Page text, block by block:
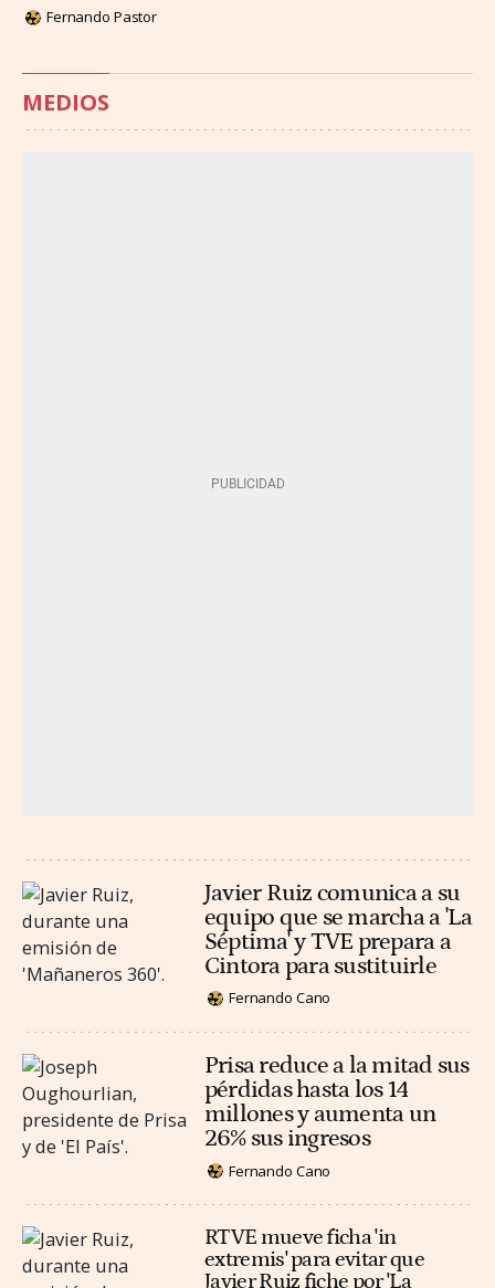
Fernando Pastor
MEDIOS
Javier Ruiz comunica a su
equipo que se marcha a 'La
Séptima' y TVE prepara a
Cintora para sustituirle
Fernando Cano
Prisa reduce a la mitad sus
pérdidas hasta los 14
millones y aumenta un
26% sus ingresos
Fernando Cano
RTVE mueve ficha 'in
extremis' para evitar que
Javier Ruiz fiche por 'La